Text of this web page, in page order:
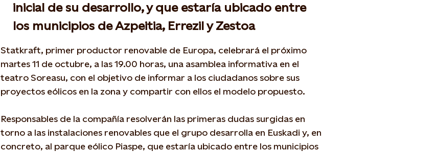
inicial de su desarrollo, y que estaría ubicado entre
los municipios de Azpeitia, Errezil y Zestoa
Statkraft, primer productor renovable de Europa, celebrará el próximo
martes 11 de octubre, a las 19.00 horas, una asamblea informativa en el
teatro Soreasu, con el objetivo de informar a los ciudadanos sobre sus
proyectos eólicos en la zona y compartir con ellos el modelo propuesto.
Responsables de la compañía resolverán las primeras dudas surgidas en
torno a las instalaciones renovables que el grupo desarrolla en Euskadi y, en
concreto, al parque eólico Piaspe, que estaría ubicado entre los municipios